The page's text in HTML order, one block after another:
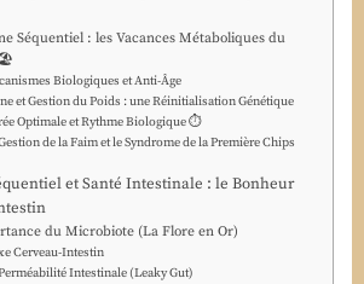
Séquentiel : les Vacances Métaboliques du
🏖️
Biologiques et Anti-Âge
et Gestion du Poids : une Réinitialisation Génétique
Optimale et Rythme Biologique ⏱️
de la Faim et le Syndrome de la Première Chips
et Santé Intestinale : le Bonheur
du Microbiote (La Flore en Or)
Cerveau-Intestin
Intestinale (Leaky Gut)